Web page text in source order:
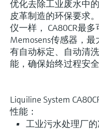
优化去除工业废水中
皮革制造的环保要求
仪一样， CA80CR最
Memosens传感器，
有自动标定、自动清
能，确保始终过程安全
Liquiline System
性能：
工业污水处理厂